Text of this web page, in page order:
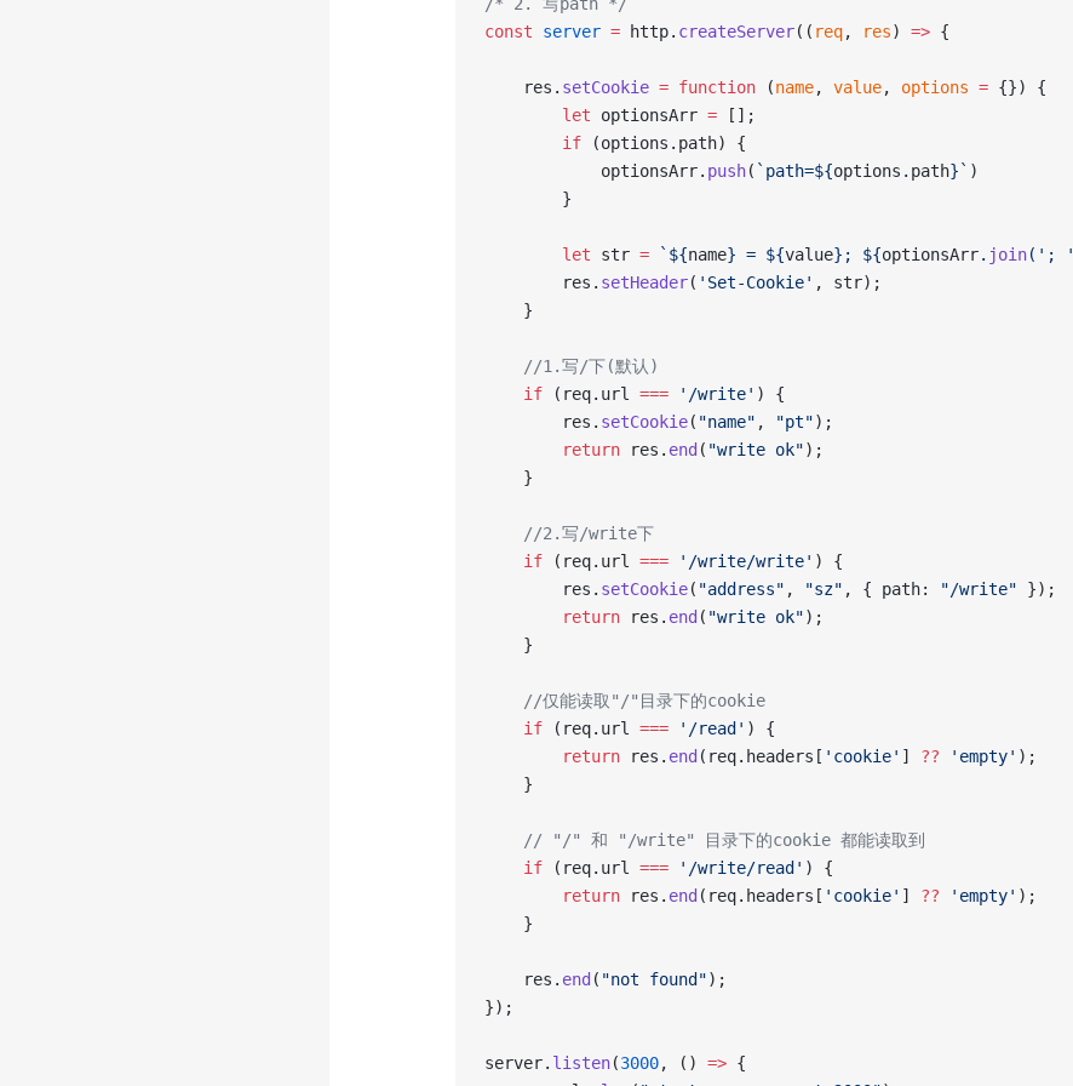
const server = http. createServer(( req, res) => {
	res.
setCookie = function (name, value, options = {}) {
		let
optionsArr = [];
		if
(options.path) {
			optionsArr.
push( `path=${options . path}` )
		}
		let
str = `${name} = ${value}; ${optionsArr. join( '; '
		res.
setHeader( 'Set-Cookie' , str);
	}
	//1.写/下(默认)
	if
(req.url === '/write' ) {
		res.
setCookie( "name" , "pt");
		return
res. end ( "write ok");
	}
	//2.写/write下
	if
(req.url === '/write/write' ) {
		res.
setCookie( "address" , "sz" , { path: "/write" });
		return
res. end ( "write ok");
	}
	//仅能读取"/"目录下的cookie
	if
(req.url === '/read' ) {
		return
res. end (req.headers[ 'cookie' ] ?? 'empty' );
	}
	// "/" 和 "/write" 目录下的cookie 都能读取到
	if
(req.url === '/write/read' ) {
		return
res. end (req.headers[ 'cookie' ] ?? 'empty' );
	}
	res.
end ( "not found");
});
server. listen(3000, () => {